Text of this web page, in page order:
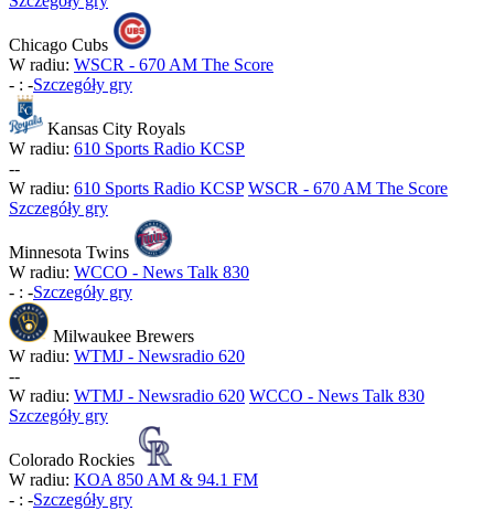
Chicago Cubs
W radiu: WSCR - 670 AM The Score
- : -Szczegóły gry
Kansas City Royals
W radiu: 610 Sports Radio KCSP
--
W radiu: 610 Sports Radio KCSP WSCR - 670 AM The Score
Szczegóły gry
Minnesota Twins
W radiu: WCCO - News Talk 830
- : -Szczegóły gry
Milwaukee Brewers
W radiu: WTMJ - Newsradio 620
--
W radiu: WTMJ - Newsradio 620 WCCO - News Talk 830
Szczegóły gry
Colorado Rockies
W radiu: KOA 850 AM & 94.1 FM
- : -Szczegóły gry